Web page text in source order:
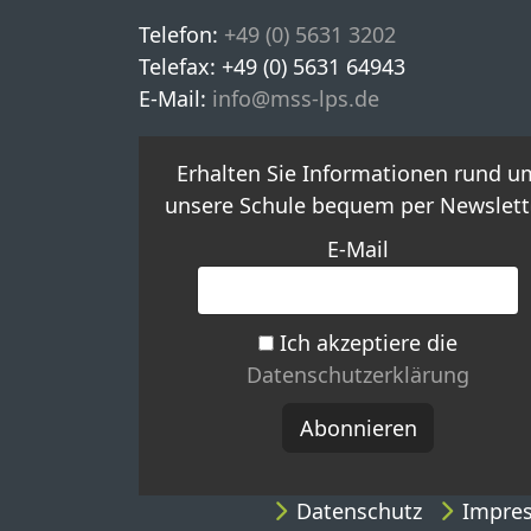
Telefon: +49 (0) 5631 3202
Telefax: +49 (0) 5631 64943
E-Mail: info@mss-lps.de
Erhalten Sie Informationen rund
unsere Schule bequem per
E-Mail
Ich akzeptiere die
Datenschutzerklärung
Datenschutz